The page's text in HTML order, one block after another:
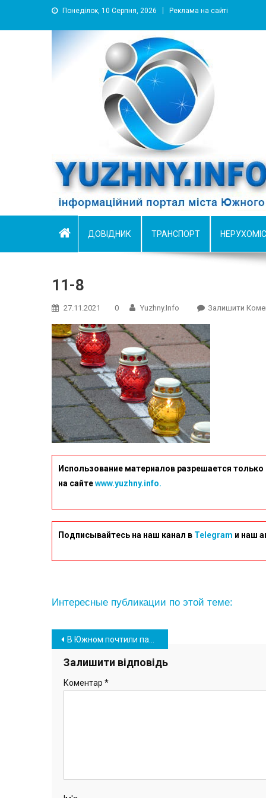
Понеділок, 10 Серпня, 2026 Реклама на сайті
YUZHNY.INFO
информационный портал города Южный
ДОВІДНИК ТРАНСПОРТ
11-8
27.11.2021 0 Yuzhny.info Залишити
Использование материалов разрешается
на сайтеwww.yuzhny.info.
Подписывайтесь на наш канал в Telegram и наш
Интересные публикации по этой теме:
Навігація
записів
В Южном почтили память жертв голодоморов в Украине (фото)
Залишити відповідь
Коментар *